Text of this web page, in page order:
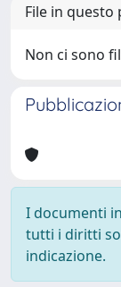
File in
Non ci sono
I documenti
tutti i diritti
indicazione.